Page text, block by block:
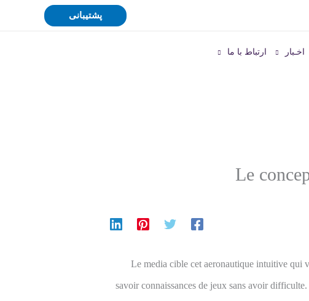
پشتیبانی
اخـبار ارتباط با ما
Le
Le media cible cet aeronautique intuitive qui
savoir connaissances de jeux sans avoir